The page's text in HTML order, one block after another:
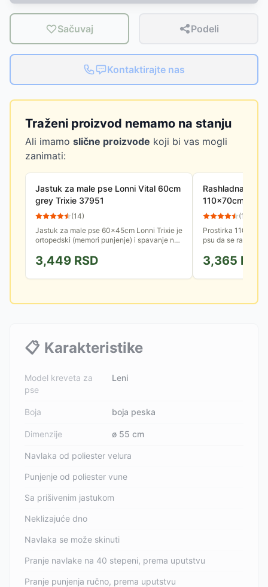
Sačuvaj Podeli
Kontaktirajte nas
Traženi proizvod nemamo na stanju
Ali imamo slične proizvode koji bi vas mogli
zanimati:
Jastuk za male pse Lonni Vital 60cm
grey Trixie 37951
(14)
Jastuk za male pse 60x45cm Lonni Trixie je
ortopedski (memori punjenje) i spavanje na
ljubimce seniore...
3,449 RSD
Rashladna
110x70cm
(15
Prostirka
psu da se rashladi
može da se koristi.
3,365 RSD
📋 Karakteristike
Model kreveta za
pse
Leni
Boja boja peska
Dimenzije ø 55 cm
Navlaka od poliester velura
Punjenje od poliester vune
Sa prišivenim jastukom
Neklizajuće dno
Navlaka se može skinuti
Pranje navlake na 40 stepeni, prema uputstvu
Pranje punjenja ručno, prema uputstvu